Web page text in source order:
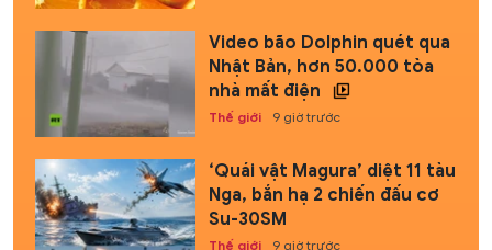
Video bão Dolphin quét qua
Nhật Bản, hơn 50.000 tòa
nhà mất điện
Thế giới 9 giờ trước
‘Quái vật Magura’ diệt 11 tàu
Nga, bắn hạ 2 chiến đấu cơ
Su-30SM
Thế giới 9 giờ trước